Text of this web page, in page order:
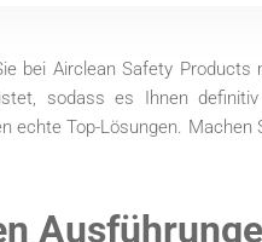
bei Airclean Safety
sodass es Ihnen
Top-Lösungen.